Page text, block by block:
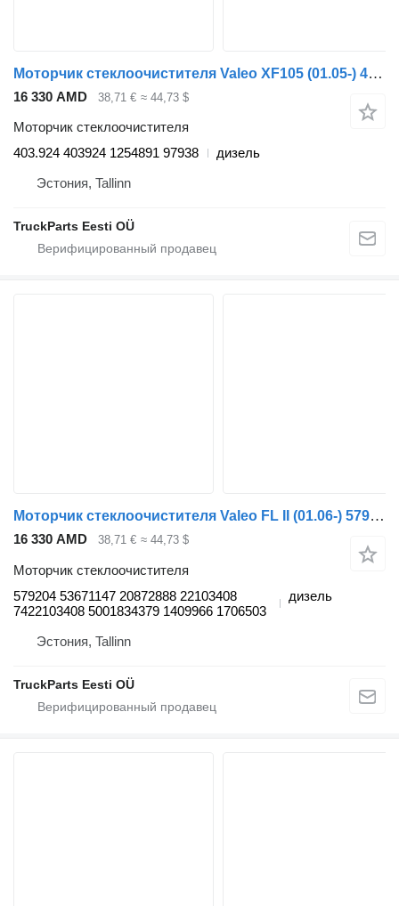
Моторчик стеклоочистителя Valeo XF105 (01.05-) 403.924 403924 для тягача DAF XF95, XF105 (2001-2014)
16 330 AMD 38,71 € ≈ 44,73 $
Моторчик стеклоочистителя
403.924 403924 1254891 97938
дизель
Эстония, Tallinn
TruckParts Eesti OÜ
Моторчик стеклоочистителя Valeo FL II (01.06-) 579204 53671147 для тягача Volvo FL, FE (2005-2014)
16 330 AMD 38,71 € ≈ 44,73 $
Моторчик стеклоочистителя
579204 53671147 20872888 22103408
7422103408 5001834379 1409966 1706503
дизель
Эстония, Tallinn
TruckParts Eesti OÜ